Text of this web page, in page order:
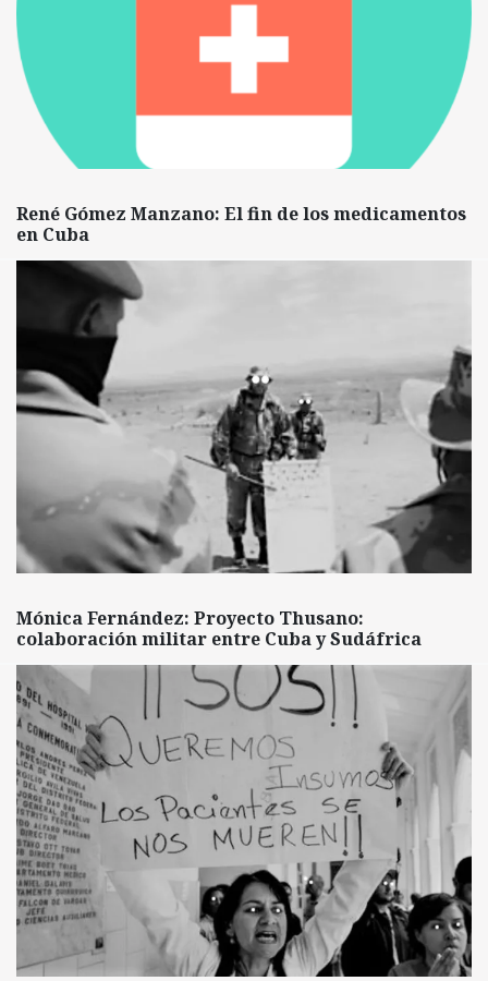
René Gómez Manzano: El fin de los medicamentos
en Cuba
Mónica Fernández: Proyecto Thusano:
colaboración militar entre Cuba y Sudáfrica